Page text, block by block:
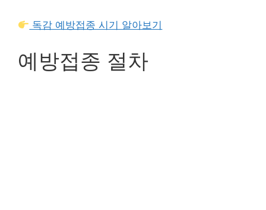
독감 예방접종 시기 알아보기
예방접종 절차